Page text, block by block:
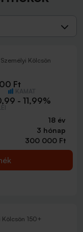
Kölcsön
Ft
- 11,99%
18 év
3 hónap
300 000 Ft
Kölcsön 150+